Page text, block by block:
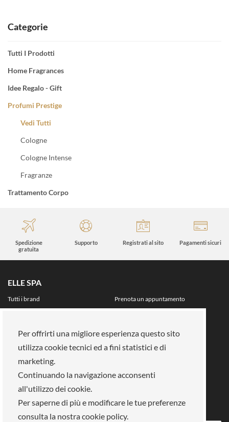
Categorie
Tutti I Prodotti
Home Fragrances
Idee Regalo - Gift
Profumi Prestige
Vedi Tutti
Cologne
Cologne Intense
Fragranze
Trattamento Corpo
Spedizione
gratuita
Supporto Registrati al sito Pagamenti sicuri
ELLE SPA
Tutti i brand
Prenota un appuntamento
Fidelity card
Chi siamo
Su di noi
La nostra mission
Lavora con noi
Pagamenti
Legal Area
Info privacy
Condizioni di vendita
Termini e condizioni
Per offrirti una migliore esperienza questo sito
utilizza cookie tecnici ed a fini statistici e di
marketing.
Continuando la navigazione acconsenti
all'utilizzo dei cookie.
Per saperne di più e modificare le tue preferenze
consulta la nostra cookie policy.